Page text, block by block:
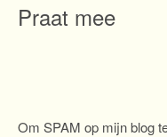
Praat mee
Om SPAM op mijn blog